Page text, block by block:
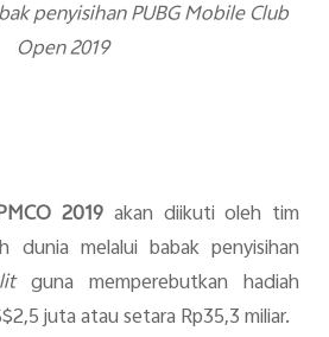
penyisihan PUBG Mobile Club
Open 2019
2019 akan diikuti oleh tim
dunia melalui babak penyisihan
guna memperebutkan hadiah
juta atau setara Rp35,3 miliar.